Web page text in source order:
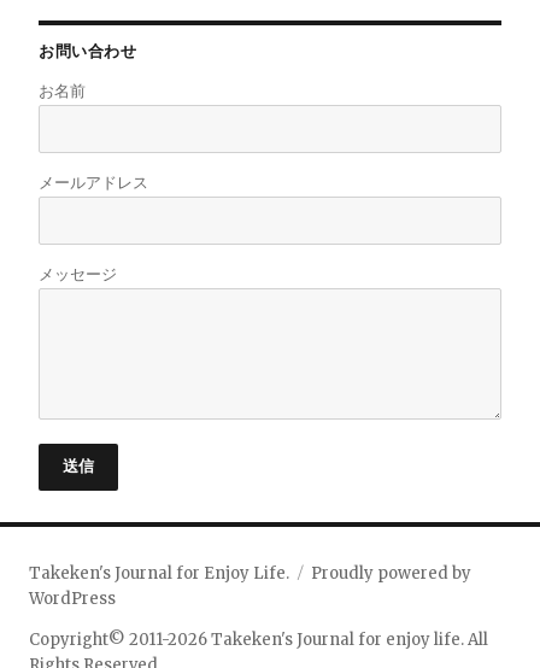
お問い合わせ
お名前
メールアドレス
メッセージ
送信
Takeken's Journal for Enjoy Life.
Proudly powered by
WordPress
Copyright© 2011-2026 Takeken's Journal for enjoy life. All